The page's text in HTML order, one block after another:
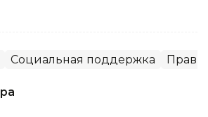
Социальная поддержка